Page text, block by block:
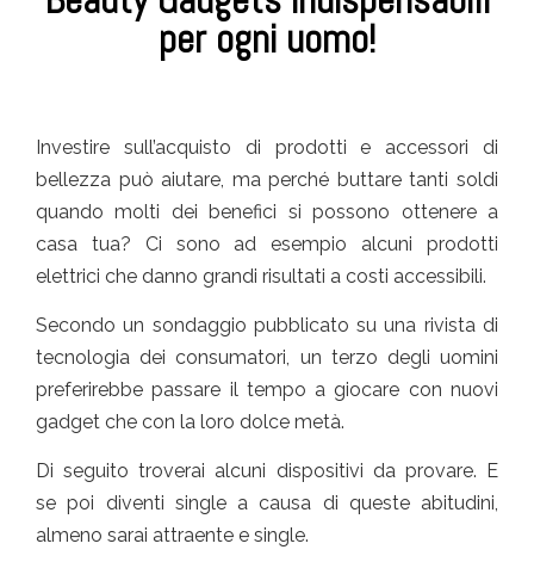
per ogni uomo!
Investire sull’acquisto di prodotti e accessori di
bellezza può aiutare, ma perché buttare tanti soldi
quando molti dei benefici si possono ottenere a
casa tua? Ci sono ad esempio alcuni prodotti
elettrici che danno grandi risultati a costi accessibili.
Secondo un sondaggio pubblicato su una rivista di
tecnologia dei consumatori, un terzo degli uomini
preferirebbe passare il tempo a giocare con nuovi
gadget che con la loro dolce metà.
Di seguito troverai alcuni dispositivi da provare. E
se poi diventi single a causa di queste abitudini,
almeno sarai attraente e single.